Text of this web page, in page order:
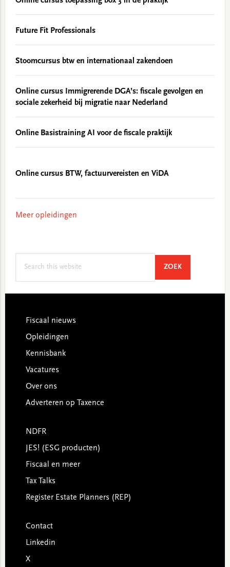
Future Fit Professionals
Stoomcursus btw en internationaal zakendoen
Online cursus Immigrerende DGA’s: fiscale gevolgen en
sociale zekerheid bij migratie naar Nederland
Online Basistraining AI voor de fiscale praktijk
Online cursus BTW, factuurvereisten en ViDA
Meer opleidingen
ZOEKSEARCH
Footer
Fiscaal nieuws
Opleidingen
Kennisbank
Vacatures
Over ons
Adverteren op Taxence
NDFR
JES! (ESG producten)
Fiscaal en meer
Tax Talks
Register Estate Planners (REP)
Contact
Linkedin
X